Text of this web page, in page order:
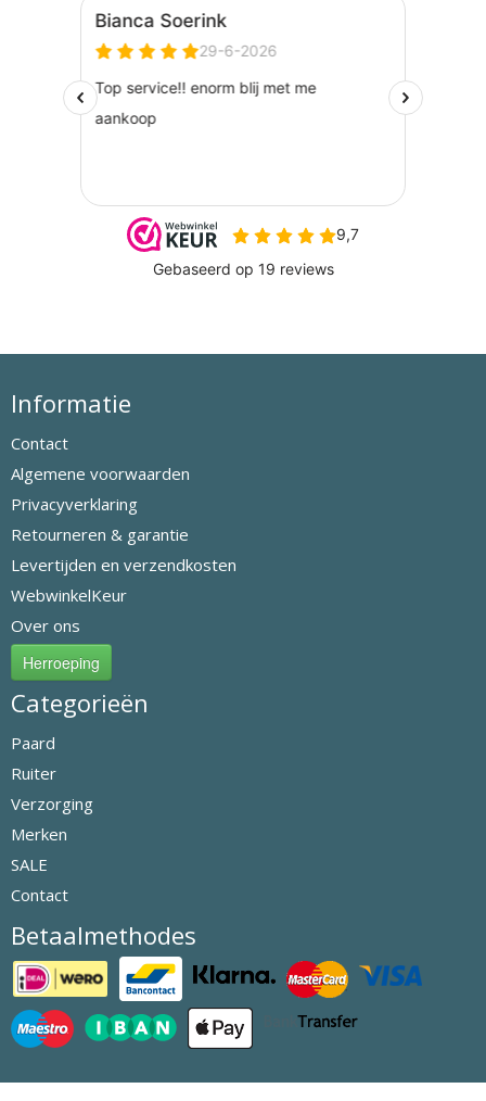
Informatie
Contact
Algemene voorwaarden
Privacyverklaring
Retourneren & garantie
Levertijden en verzendkosten
WebwinkelKeur
Over ons
Herroeping
Categorieën
Paard
Ruiter
Verzorging
Merken
SALE
Contact
Betaalmethodes